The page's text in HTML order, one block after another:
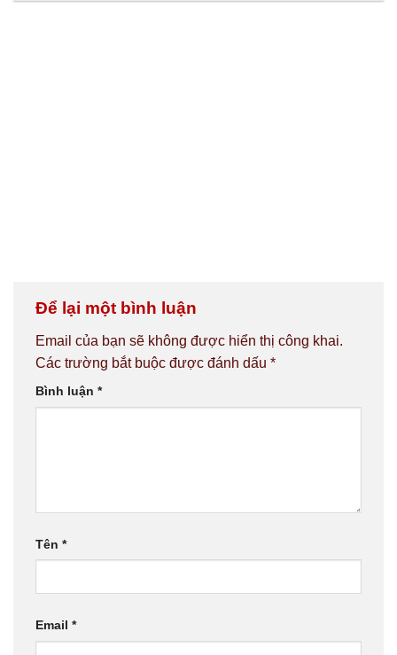
Để lại một bình luận
Email của bạn sẽ không được hiển thị công khai.
Các trường bắt buộc được đánh dấu *
Bình luận *
Tên *
Email *